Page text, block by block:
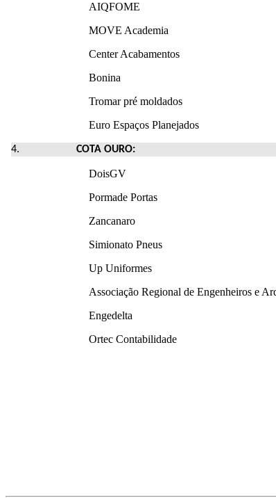
AIQFOME
MOVE Academia
Center Acabamentos
Bonina
Tromar pré moldados
Euro Espaços Planejados
COTA OURO:
DoisGV
Pormade Portas
Zancanaro
Simionato Pneus
Up Uniformes
Associação Regional de Engenheiros e
Engedelta
Ortec Contabilidade